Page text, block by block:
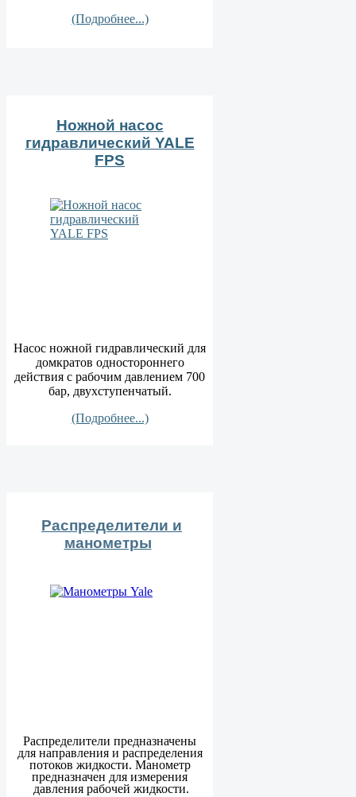
(Подробнее...)
Ножной насос
гидравлический YALE
FPS
Насос ножной гидравлический для
домкратов одностороннего
действия с рабочим давлением 700
бар, двухступенчатый.
(Подробнее...)
Распределители и
манометры
Распределители предназначены
для направления и распределения
потоков жидкости. Манометр
предназначен для измерения
давления рабочей жидкости.